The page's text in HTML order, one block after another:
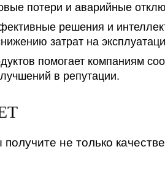
потери и аварийные
решения и
затрат на
помогает компаниям
в репутации.
не только